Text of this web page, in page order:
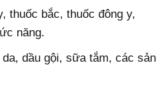
thuốc bắc, thuốc đông y,
năng.
dầu gội, sữa tắm, các sản